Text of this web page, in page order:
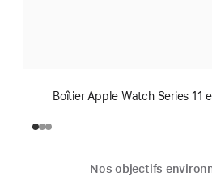
Boîtier Apple Watch Series 11
Nos objectifs